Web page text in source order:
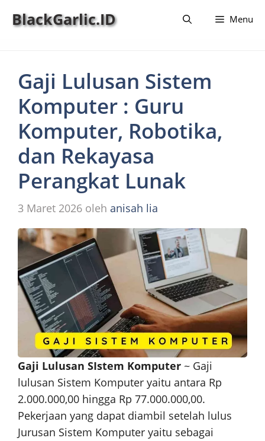
BlackGarlic.ID Menu
Gaji Lulusan Sistem
Komputer : Guru
Komputer, Robotika,
dan Rekayasa
Perangkat Lunak
3 Maret 2026 oleh anisah lia
Gaji Lulusan SIstem Komputer ~ Gaji
lulusan Sistem Komputer yaitu antara Rp
2.000.000,00 hingga Rp 77.000.000,00.
Pekerjaan yang dapat diambil setelah lulus
Jurusan Sistem Komputer yaitu sebagai